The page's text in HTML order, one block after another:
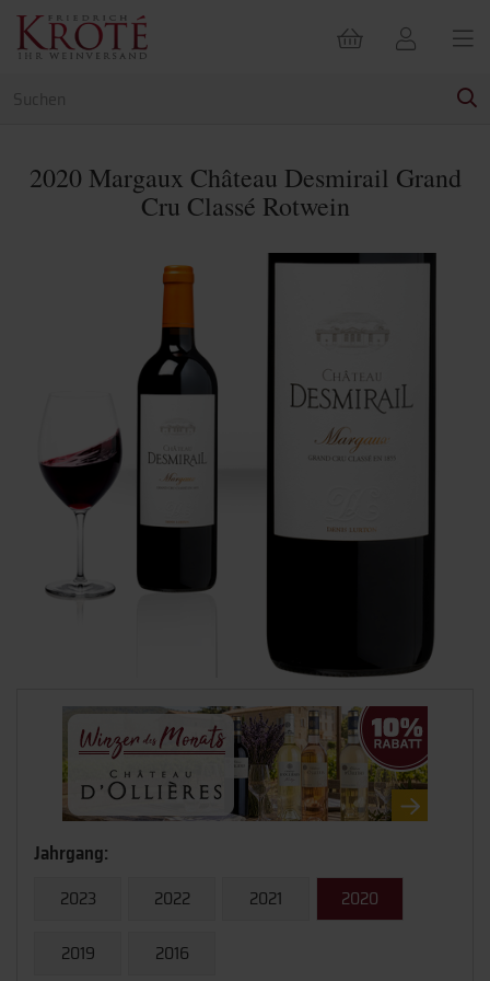
2020 Margaux Château Desmirail Grand
Cru Classé Rotwein
Jahrgang:
2023 2022 2021
2020
2019
2016